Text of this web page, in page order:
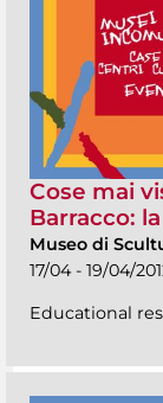
Cose mai
Barracco:
Museo di
17/04 - 19/04/
Educational